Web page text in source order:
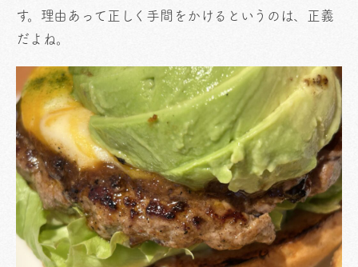
す。理由あって正しく手間をかけるというのは、正義
だよね。